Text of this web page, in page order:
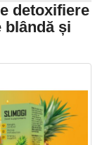
detoxifiere
blândă și